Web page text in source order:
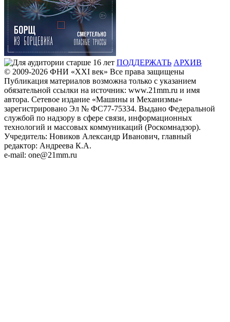
ПОДДЕРЖАТЬ АРХИВ
© 2009-2026 ФHИ «XXI век» Все права защищены
Публикация материалов возможна только с указанием
обязательной ссылки на источник: www.21mm.ru и имя
автора. Сетевое издание «Машины и Механизмы»
зарегистрировано Эл № ФС77-75334. Выдано Федеральной
службой по надзору в сфере связи, информационных
технологий и массовых коммуникаций (Роскомнадзор).
Учредитель: Новиков Александр Иванович, главный
редактор: Андреева К.А.
e-mail: one@21mm.ru